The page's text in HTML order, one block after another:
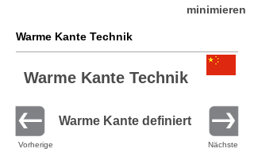
minimieren
Warme Kante Technik
Warme Kante Technik
Warme Kante definiert
Nächste
Vorherige